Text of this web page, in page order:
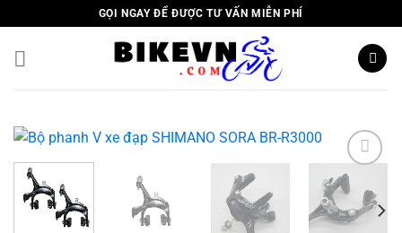
to
content
GỌI NGAY ĐỂ ĐƯỢC TƯ VẤN MIỄN PHÍ
Add to
wishlist